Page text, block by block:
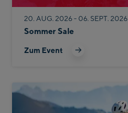
20. AUG. 2026 - 06. SEPT. 2026
Sommer Sale
Zum Event